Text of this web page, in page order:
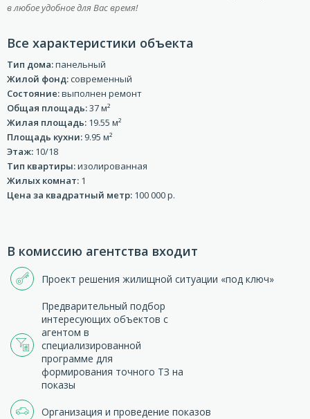
в любое удобное для Вас время!
Все характеристики объекта
Тип дома:панельный
Жилой фонд:современный
Состояние:выполнен ремонт
Общая площадь:37 м²
Жилая площадь: 19.55 м²
Площадь кухни: 9.95 м²
Этаж: 10/18
Тип квартиры:изолированная
Жилых комнат: 1
Цена за квадратный метр: 100 000 р.
В комиссию агентства входит
Проект решения жилищной ситуации «под ключ»
Предварительный подбор
интересующих объектов с
агентом в
специализированной
программе для
формирования точного ТЗ на
показы
Организация и проведение показов